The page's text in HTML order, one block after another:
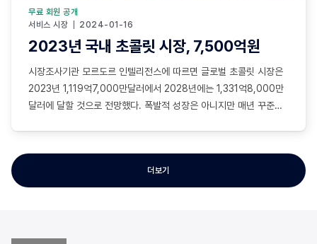
서비스 시장 2024-01-16
무료 회원 공개
2023년 국내 초콜릿 시장, 7,500억원
시장조사기관 모르도르 인텔리전스에 따르면 글로벌 초콜릿 시장은
2023년 1,119억7,000만달러에서 2028년에는 1,331억8,000만
달러에 달할 것으로 전망했다. 폭발적 성장은 아니지만 매년 꾸준한
고 있다. 국가별로 보면 2015년 기준으로 미국 시장이 200억달러,
더보기